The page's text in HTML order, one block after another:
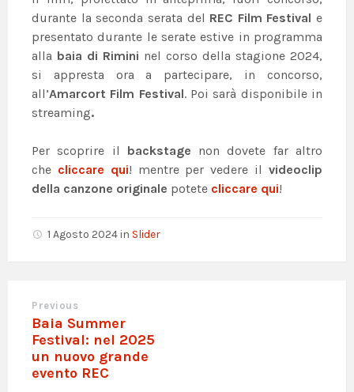
durante la seconda serata del REC Film Festival e
presentato durante le serate estive in programma
alla baia di Rimini nel corso della stagione 2024,
si appresta ora a partecipare, in concorso,
all’Amarcort Film Festival. Poi sarà disponibile in
streaming.
Per scoprire il backstage non dovete far altro
che cliccare qui! mentre per vedere il videoclip
della canzone originale potete cliccare qui!
1 Agosto 2024in Slider
Previous
Baia Summer
Festival: nel 2025
un nuovo grande
evento REC